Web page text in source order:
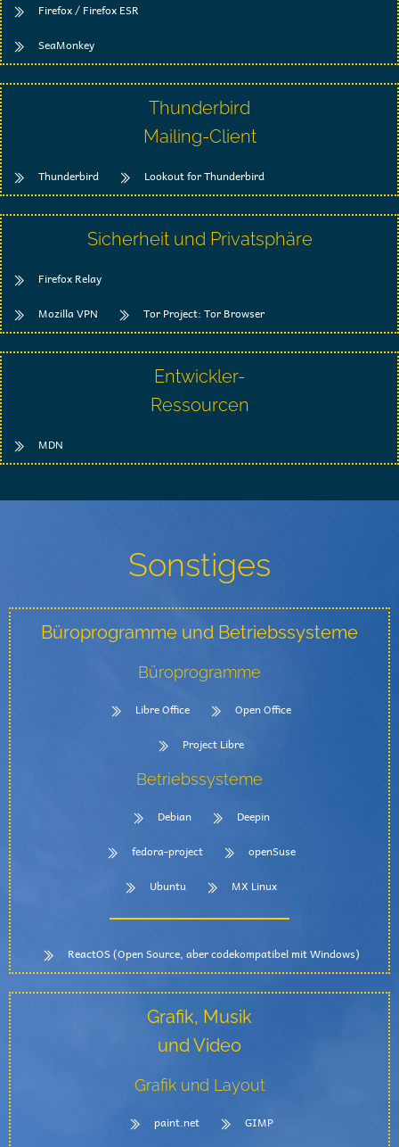
Firefox / Firefox ESR
SeaMonkey
Thunderbird
Mailing-Client
Thunderbird Lookout for Thunderbird
Sicherheit und Privatsphäre
Firefox Relay
Mozilla VPN
Tor Project: Tor Browser
Entwickler-
Ressourcen
MDN
Sonstiges
Büroprogramme und Betriebssysteme
Büroprogramme
Libre Office
Open Office
Project Libre
Betriebssysteme
Debian
Deepin
fedora-project
openSuse
Ubuntu
MX Linux
ReactOS (Open Source, aber codekompatibel mit Windows)
Grafik, Musik
und Video
Grafik und Layout
paint.net
GIMP